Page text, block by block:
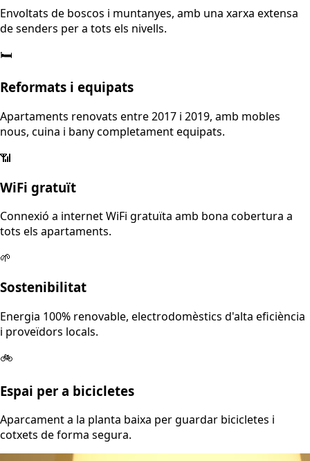
Envoltats de boscos i muntanyes, amb una xarxa extensa
de senders per a tots els nivells.
🛏️
Reformats i equipats
Apartaments renovats entre 2017 i 2019, amb mobles
nous, cuina i bany completament equipats.
📶
WiFi gratuït
Connexió a internet WiFi gratuïta amb bona cobertura a
tots els apartaments.
🌱
Sostenibilitat
Energia 100% renovable, electrodomèstics d'alta eficiència
i proveïdors locals.
🚲
Espai per a bicicletes
Aparcament a la planta baixa per guardar bicicletes i
cotxets de forma segura.